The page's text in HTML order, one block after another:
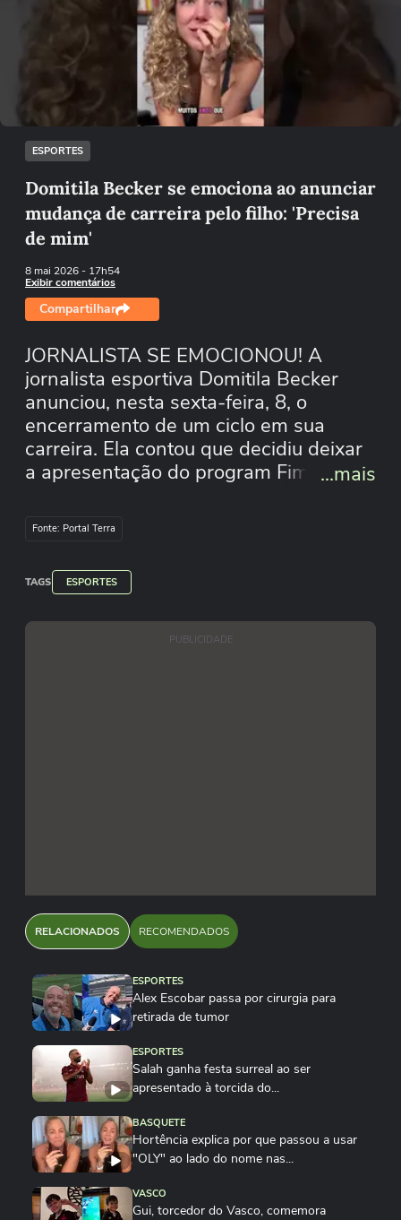
Não foi possível reproduzir o vídeo
Tentar novamente
ESPORTES
Domitila Becker se emociona ao anunciar
mudança de carreira pelo filho: 'Precisa
de mim'
8 mai 2026- 17h54
Exibir comentários
Compartilhar
JORNALISTA SE EMOCIONOU! A
jornalista esportiva Domitila Becker
anunciou, nesta sexta-feira, 8, o
encerramento de um ciclo em sua
carreira. Ela contou que decidiu deixar
a apresentação do program Fim de
partidas de futebol. Segundo Domitila,
relação com o filho, Lorenzo, de 1 ano.
#shorts #terraesportes
...mais
Fonte: Portal Terra
TAGS ESPORTES
PUBLICIDADE
RELACIONADOS RECOMENDADOS
ESPORTES
Alex Escobar passa por cirurgia para
retirada de tumor
ESPORTES
Salah ganha festa surreal ao ser
apresentado à torcida do...
BASQUETE
Hortência explica por que passou a usar
"OLY" ao lado do nome nas...
VASCO
Gui, torcedor do Vasco, comemora